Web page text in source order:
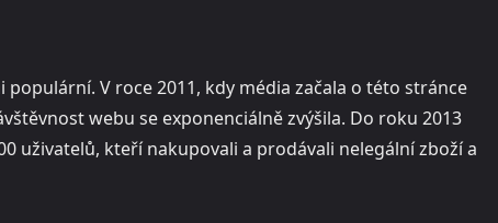
V roce 2011, kdy média začala o této stránce
webu se exponenciálně zvýšila. Do roku 2013
uživatelů, kteří nakupovali a prodávali nelegální zboží a